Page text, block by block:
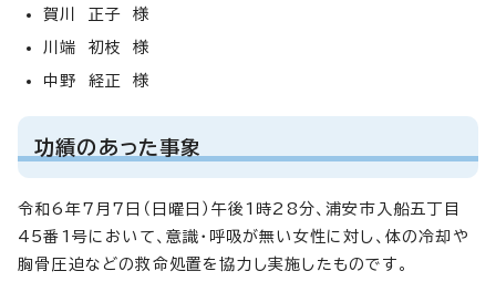
賀川 正子 様
川端 初枝 様
中野 経正 様
功績のあった事象
令和6年7月7日（日曜日）午後1時28分、浦安市入船五丁目
45番1号において、意識・呼吸が無い女性に対し、体の冷却や
胸骨圧迫などの救命処置を協力し実施したものです。